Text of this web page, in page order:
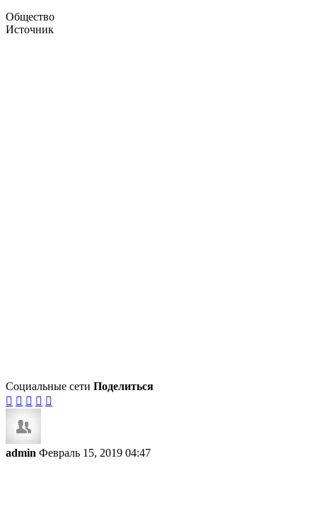
Общество
Источник
Социальные сети Поделиться
    
admin Февраль 15, 2019 04:47